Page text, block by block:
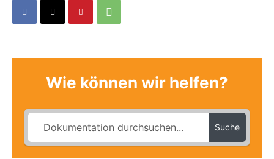
Wie können wir helfen?
Suche